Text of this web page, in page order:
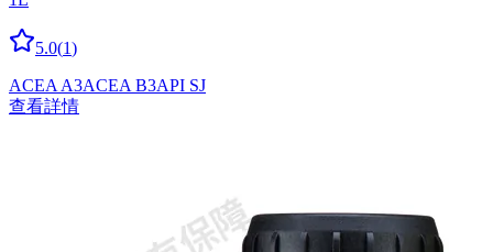
5.0(1)
ACEA A3ACEA B3API SJ
查看詳情